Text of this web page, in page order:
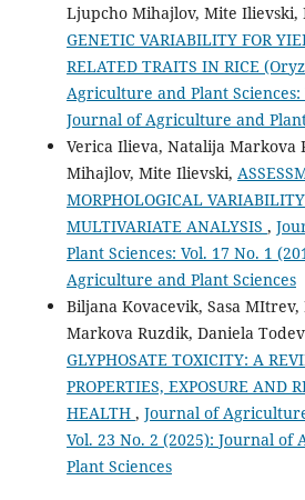
Ljupcho Mihajlov, Mite Ilievski,
GENETIC VARIABILITY FOR
RELATED TRAITS IN RICE
Agriculture and Plant Sciences:
Journal of Agriculture and
Verica Ilieva, Natalija Markova
Mihajlov, Mite Ilievski,
MORPHOLOGICAL
MULTIVARIATE ANALYSIS ,
Plant Sciences: Vol. 17 No. 1
Agriculture and Plant Sciences
Biljana Kovacevik, Sasa
Markova Ruzdik, Daniela
GLYPHOSATE TOXICITY: A
PROPERTIES, EXPOSURE AND
HEALTH , Journal of
Vol. 23 No. 2 (2025): Journal
Plant Sciences